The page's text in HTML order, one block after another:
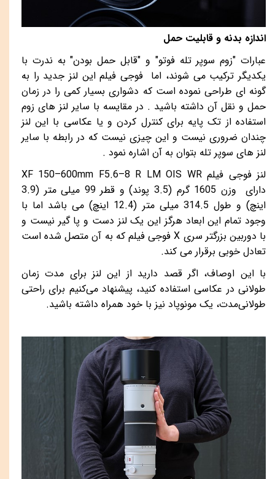
اندازه بدنه و قابلیت حمل
عبارات "زوم سوپر تله فوتو" و "قابل حمل بودن" به ندرت با
یکدیگر ترکیب می شوند، اما فوجی فیلم این لنز جدید را به
گونه ای طراحی نموده است که دشواری بسیار کمی را در زمان
حمل و نقل آن داشته باشید . در مقایسه با سایر لنز های زوم‌
استفاده از تک پایه برای کنترل کردن و یا عکاسی با این لنز
چندان ضروری نیست و این چیزی نیست که در رابطه با سایر
لنز های سوپر تله بتوان به آن اشاره نمود .
لنز فوجی فیلمXF 150–600mm F5.6–8 R LM OIS WR
دارای
وزن 1605 گرم (3.5 پوند) و قطر 99 میلی متر (3.9
اینچ) و طول 314.5 میلی متر (12.4 اینچ) می باشد اما با
وجود تمام این ابعاد هرگز این یک لنز دست و پا گیر نیست و
با دوربین بزرگتر سری Xفوجی فیلم که به آن متصل شده است
تعادل خوبی برقرار می کند.
با این اوصاف، اگر قصد دارید از این لنز برای مدت زمان
طولانی در عکاسی استفاده کنید، پیشنهاد می‌کنیم برای راحتی
طولانی‌مدت، یک مونوپاد نیز با خود همراه داشته باشید.